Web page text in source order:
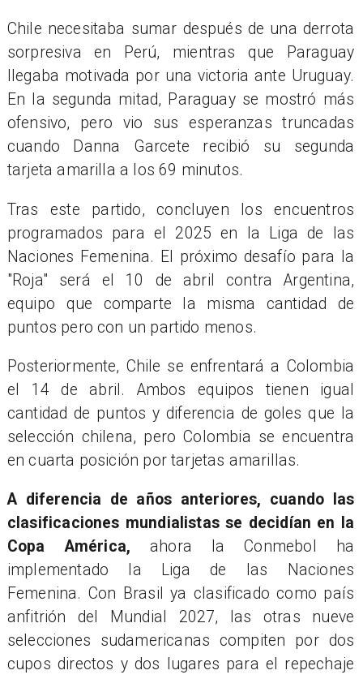
Chile necesitaba sumar después de una derrota
sorpresiva en Perú, mientras que Paraguay
llegaba motivada por una victoria ante Uruguay.
En la segunda mitad, Paraguay se mostró más
ofensivo, pero vio sus esperanzas truncadas
cuando Danna Garcete recibió su segunda
tarjeta amarilla a los 69 minutos.
Tras este partido, concluyen los encuentros
programados para el 2025 en la Liga de las
Naciones Femenina. El próximo desafío para la
"Roja" será el 10 de abril contra Argentina,
equipo que comparte la misma cantidad de
puntos pero con un partido menos.
Posteriormente, Chile se enfrentará a Colombia
el 14 de abril. Ambos equipos tienen igual
cantidad de puntos y diferencia de goles que la
selección chilena, pero Colombia se encuentra
en cuarta posición por tarjetas amarillas.
A diferencia de años anteriores, cuando las
clasificaciones mundialistas se decidían en la
Copa América, ahora la Conmebol ha
implementado la Liga de las Naciones
Femenina. Con Brasil ya clasificado como país
anfitrión del Mundial 2027, las otras nueve
selecciones sudamericanas compiten por dos
cupos directos y dos lugares para el repechaje